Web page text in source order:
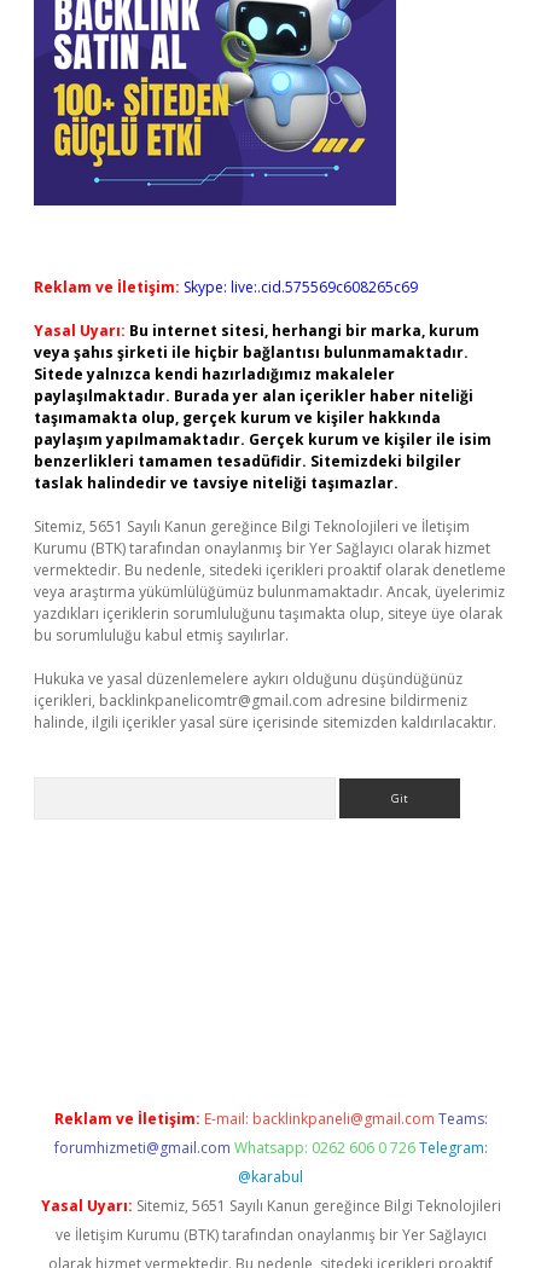
Reklam ve İletişim: Skype: live:.cid.575569c608265c69
Yasal Uyarı: Bu internet sitesi, herhangi bir marka, kurum
veya şahıs şirketi ile hiçbir bağlantısı bulunmamaktadır.
Sitede yalnızca kendi hazırladığımız makaleler
paylaşılmaktadır. Burada yer alan içerikler haber niteliği
taşımamakta olup, gerçek kurum ve kişiler hakkında
paylaşım yapılmamaktadır. Gerçek kurum ve kişiler ile isim
benzerlikleri tamamen tesadüfidir. Sitemizdeki bilgiler
taslak halindedir ve tavsiye niteliği taşımazlar.
Sitemiz, 5651 Sayılı Kanun gereğince Bilgi Teknolojileri ve İletişim
Kurumu (BTK) tarafından onaylanmış bir Yer Sağlayıcı olarak hizmet
vermektedir. Bu nedenle, sitedeki içerikleri proaktif olarak denetleme
veya araştırma yükümlülüğümüz bulunmamaktadır. Ancak, üyelerimiz
yazdıkları içeriklerin sorumluluğunu taşımakta olup, siteye üye olarak
bu sorumluluğu kabul etmiş sayılırlar.
Hukuka ve yasal düzenlemelere aykırı olduğunu düşündüğünüz
içerikleri, backlinkpanelicomtr@gmail.com adresine bildirmeniz
halinde, ilgili içerikler yasal süre içerisinde sitemizden kaldırılacaktır.
Reklam ve İletişim: E-mail: backlinkpaneli@gmail.com Teams:
forumhizmeti@gmail.com Whatsapp: 0262 606 0 726 Telegram:
@karabul
Yasal Uyarı: Sitemiz, 5651 Sayılı Kanun gereğince Bilgi Teknolojileri
ve İletişim Kurumu (BTK) tarafından onaylanmış bir Yer Sağlayıcı
olarak hizmet vermektedir. Bu nedenle, sitedeki içerikleri proaktif